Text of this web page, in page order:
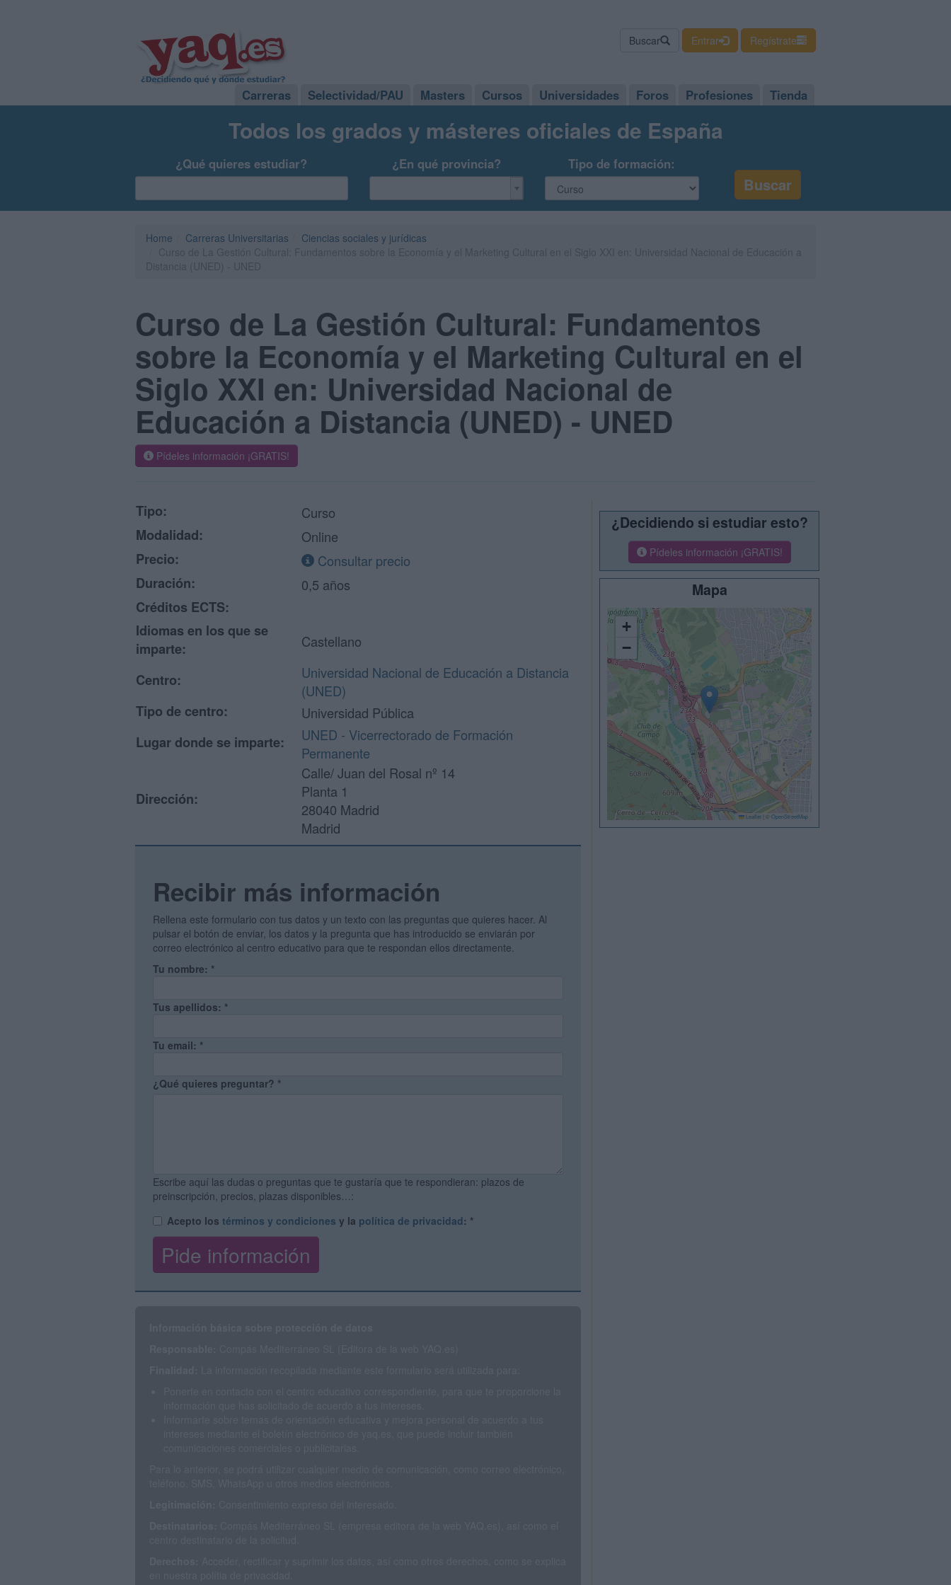
Buscar Entrar Regístrate
Carreras Selectividad/PAU Masters Cursos Universidades Foros Profesiones Tienda
Todos los grados y másteres oficiales de España
¿Qué quieres estudiar? ¿En qué provincia? Tipo de formación:
Home Carreras Universitarias
Ciencias sociales y jurídicas
Curso de La Gestión Cultural: Fundamentos
sobre la Economía y el Marketing Cultural en el
Siglo XXI en: Universidad Nacional de
Educación a Distancia (UNED) - UNED
Pídeles información ¡GRATIS!
Tipo:
Curso
Modalidad:
Online
Precio:
Consultar precio
Duración:
0,5 años
Créditos ECTS:
Idiomas en los que se
imparte:
Castellano
Centro:
Universidad Nacional de Educación a Distancia
(UNED)
Tipo de centro:
Universidad Pública
Lugar donde se imparte:
UNED - Vicerrectorado de Formación
Permanente
Dirección:
Calle/ Juan del Rosal nº 14
Planta 1
28040 Madrid
Madrid
Recibir más información
Rellena este formulario con tus datos y un texto con las preguntas que quieres hacer. Al
pulsar el botón de enviar, los datos y la pregunta que has introducido se enviarán por
correo electrónico al centro educativo para que te respondan ellos directamente.
Tu nombre: *
Tus apellidos: *
Tu email: *
¿Qué quieres preguntar? *
Escribe aquí las dudas o preguntas que te gustaría que te respondieran: plazos de
preinscripción, precios, plazas disponibles…:
Acepto los términos y condiciones y la política de privacidad: *
¿Decidiendo si estudiar esto?
Pídeles información ¡GRATIS!
Mapa
+
−
Leaflet © OpenStreetMap